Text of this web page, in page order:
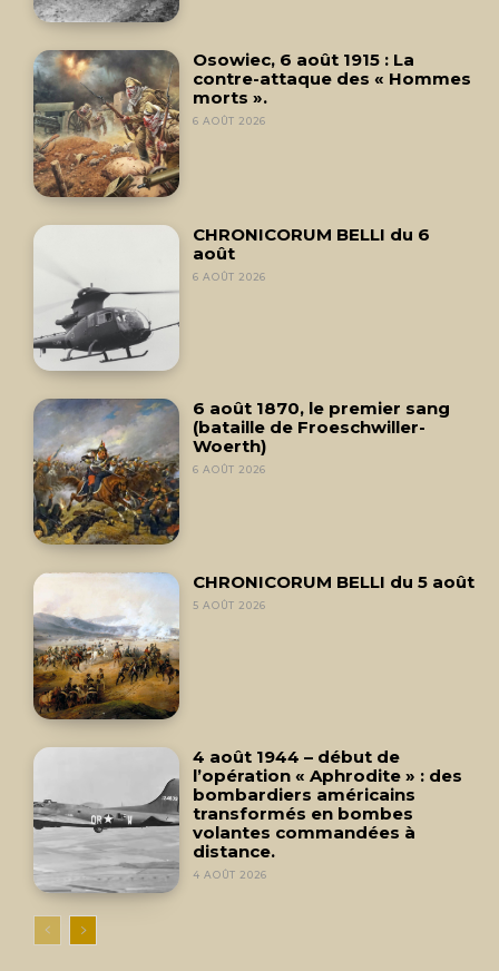
Osowiec, 6 août 1915 : La
contre-attaque des « Hommes
morts ».
6 AOÛT 2026
CHRONICORUM BELLI du 6
août
6 AOÛT 2026
6 août 1870, le premier sang
(bataille de Froeschwiller-
Woerth)
6 AOÛT 2026
CHRONICORUM BELLI du 5 août
5 AOÛT 2026
4 août 1944 – début de
l’opération « Aphrodite » : des
bombardiers américains
transformés en bombes
volantes commandées à
distance.
4 AOÛT 2026